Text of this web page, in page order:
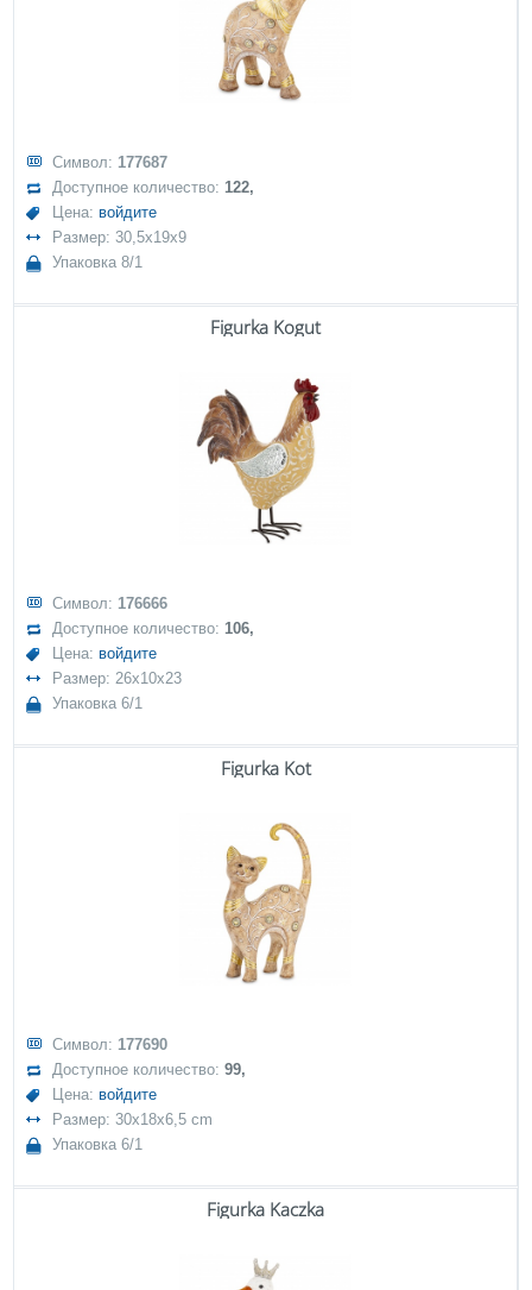
Символ: 177687
Доступное количество:122,
Цена: войдите
Размер: 30,5x19x9
Упаковка 8/1
Figurka Kogut
Символ: 176666
Доступное количество:106,
Цена: войдите
Размер: 26x10x23
Упаковка 6/1
Figurka Kot
Символ: 177690
Доступное количество:99,
Цена: войдите
Размер: 30x18x6,5 cm
Упаковка 6/1
Figurka Kaczka